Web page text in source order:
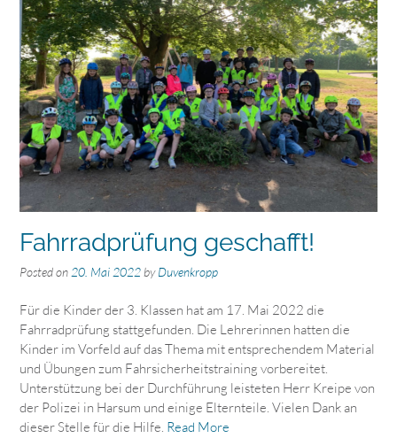
Fahrradprüfung geschafft!
Posted on 20. Mai 2022 byDuvenkropp
Für die Kinder der 3. Klassen hat am 17. Mai 2022 die
Fahrradprüfung stattgefunden. Die Lehrerinnen hatten die
Kinder im Vorfeld auf das Thema mit entsprechendem Material
und Übungen zum Fahrsicherheitstraining vorbereitet.
Unterstützung bei der Durchführung leisteten Herr Kreipe von
der Polizei in Harsum und einige Elternteile. Vielen Dank an
dieser Stelle für die Hilfe. Read More